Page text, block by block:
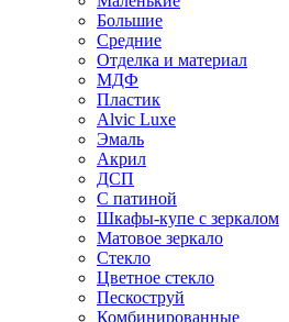
Большие
Средние
Отделка и материал
МДФ
Пластик
Alvic Luxe
Эмаль
Акрил
ДСП
С патиной
Шкафы-купе с зеркалом
Матовое зеркало
Стекло
Цветное стекло
Пескоструй
Комбинированные